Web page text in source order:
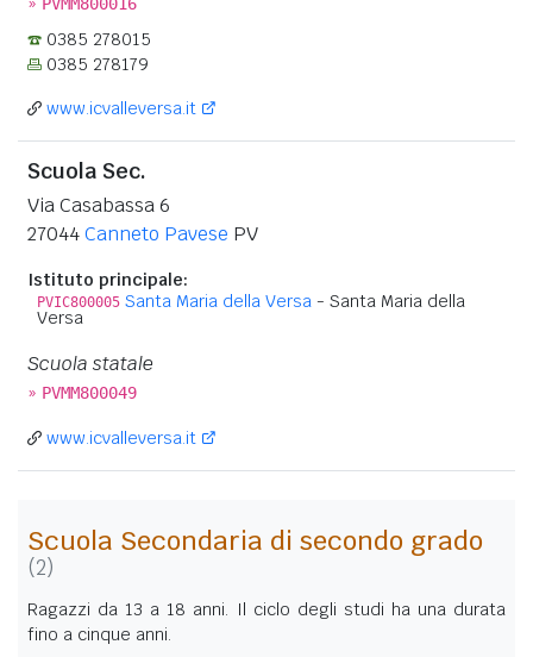
0385 278015
0385 278179
www.icvalleversa.it
Scuola Sec.
Via Casabassa 6
27044Canneto Pavese PV
Istituto principale:
PVIC800005 Santa Maria della Versa - Santa Maria della
Versa
Scuola statale
» PVMM800049
www.icvalleversa.it
Scuola Secondaria di secondo grado
(2)
Ragazzi da 13 a 18 anni. Il ciclo degli studi ha una durata
fino a cinque anni.